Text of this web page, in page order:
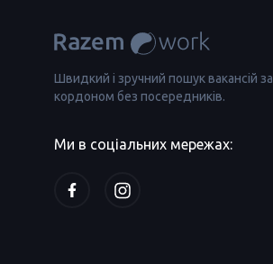
Швидкий і зручний пошук вакансій за
кордоном без посередників.
Ми в соціальних мережах: